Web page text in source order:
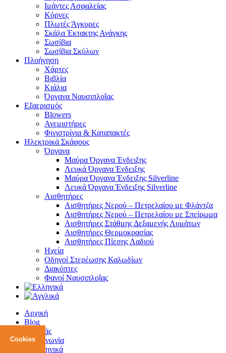
Ιμάντες Ασφαλείας
Κόρνες
Πλωτές Άγκυρες
Σκάλα Έκτακτης Ανάγκης
Σωσίβια
Σωσίβια Σκύλων
Πλοήγηση
Χάρτες
Βιβλία
Κιάλια
Όργανα Ναυσιπλοΐας
Εξαερισμός
Blowers
Ανεμιστήρες
Φινιστρίνια & Καταπακτές
Ηλεκτρικά Σκάφους
Όργανα
Μαύρα Όργανα Ένδειξης
Λευκά Όργανα Ένδειξης
Μαύρα Όργανα Ένδειξης Silverline
Λευκά Όργανα Ένδειξης Silverline
Αισθητήρες
Αισθητήρες Νερού – Πετρελαίου με Φλάντζα
Αισθητήρες Νερού – Πετρελαίου με Σπείρωμα
Αισθητήρες Στάθμης Δεξαμενής Λυμάτων
Αισθητήρες Θερμοκρασίας
Αισθητήρες Πίεσης Λαδιού
Ηχεία
Οδηγοί Στερέωσης Καλωδίων
Διακόπτες
Φανοί Ναυσιπλοΐας
Αρχική
Blog
Για εμάς
Επικοινωνία
Cookies